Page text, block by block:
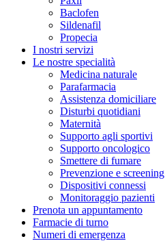
Baclofen
Sildenafil
Propecia
I nostri servizi
Le nostre specialità
Medicina naturale
Parafarmacia
Assistenza domiciliare
Disturbi quotidiani
Maternità
Supporto agli sportivi
Supporto oncologico
Smettere di fumare
Prevenzione e screening
Dispositivi connessi
Monitoraggio pazienti
Prenota un appuntamento
Farmacie di turno
Numeri di emergenza